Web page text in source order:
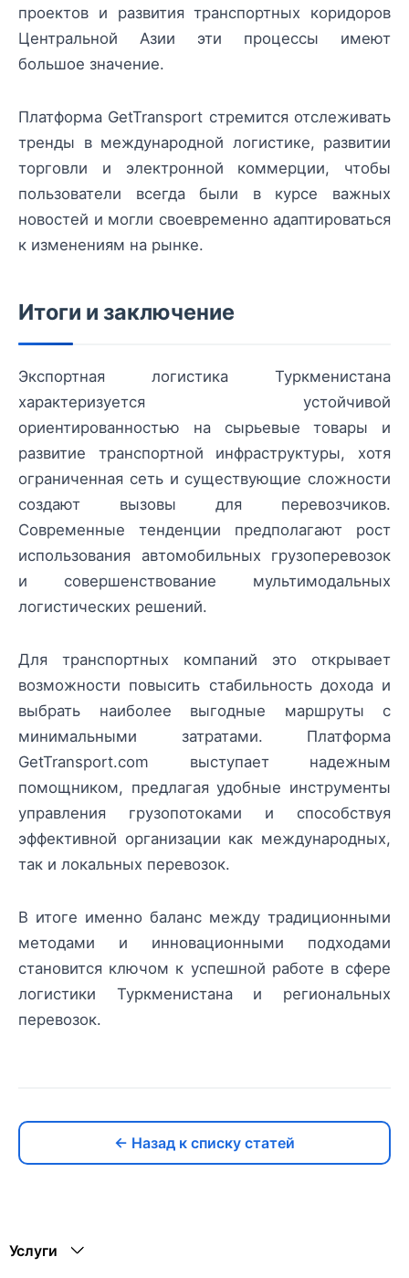
проектов и развития транспортных коридоров
Центральной Азии эти процессы имеют
большое значение.
Платформа GetTransport стремится отслеживать
тренды в международной логистике, развитии
торговли и электронной коммерции, чтобы
пользователи всегда были в курсе важных
новостей и могли своевременно адаптироваться
к изменениям на рынке.
Итоги и заключение
Экспортная логистика Туркменистана
характеризуется устойчивой
ориентированностью на сырьевые товары и
развитие транспортной инфраструктуры, хотя
ограниченная сеть и существующие сложности
создают вызовы для перевозчиков.
Современные тенденции предполагают рост
использования автомобильных грузоперевозок
и совершенствование мультимодальных
логистических решений.
Для транспортных компаний это открывает
возможности повысить стабильность дохода и
выбрать наиболее выгодные маршруты с
минимальными затратами. Платформа
GetTransport.com выступает надежным
помощником, предлагая удобные инструменты
управления грузопотоками и способствуя
эффективной организации как международных,
так и локальных перевозок.
В итоге именно баланс между традиционными
методами и инновационными подходами
становится ключом к успешной работе в сфере
логистики Туркменистана и региональных
перевозок.
← Назад к списку статей
Услуги